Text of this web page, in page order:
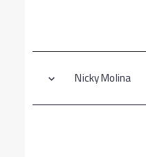
Nicky Molina